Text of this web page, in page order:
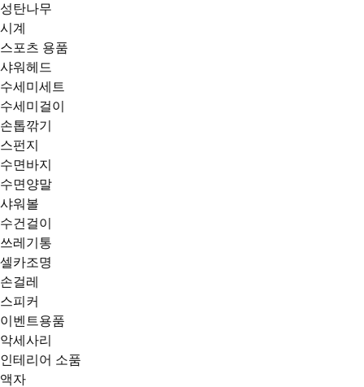
성탄나무
시계
스포츠 용품
샤워헤드
수세미세트
수세미걸이
손톱깎기
스펀지
수면바지
수면양말
샤워볼
수건걸이
쓰레기통
셀카조명
손걸레
스피커
이벤트용품
악세사리
인테리어 소품
액자